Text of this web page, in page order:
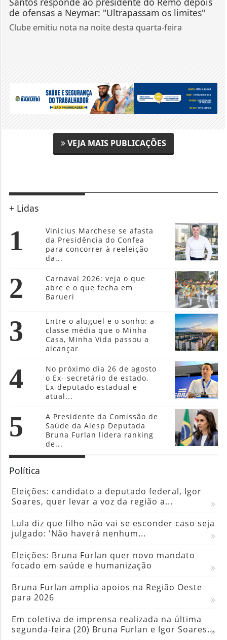
de ofensas a Neymar: "Ultrapassam os limites"
Clube emitiu nota na noite desta quarta-feira
VEJA MAIS PUBLICAÇÕES
+ Lidas
1
Vinicius Marchese se afasta
da Presidência do Confea
para concorrer à reeleição
da...
2
Carnaval 2026: veja o que
abre e o que fecha em
Barueri
3
Entre o aluguel e o sonho: a
classe média que o Minha
Casa, Minha Vida passou a
alcançar
4
No próximo dia 26 de agosto
o Ex- secretário de estado,
Ex-deputado estadual e
atual...
5
A Presidente da Comissão de
Saúde da Alesp Deputada
Bruna Furlan lidera ranking
de...
Política
Eleições: candidato a deputado federal, Igor
Soares, quer levar a voz da região a...
Lula diz que filho não vai se esconder caso seja
julgado: 'Não haverá nenhum...
Eleições: Bruna Furlan quer novo mandato
focado em saúde e humanização
Bruna Furlan amplia apoios na Região Oeste
para 2026
Em coletiva de imprensa realizada na última
segunda-feira (20) Bruna Furlan e Igor Soares...